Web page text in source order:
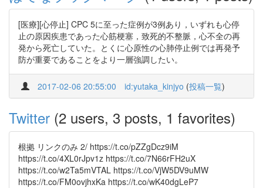
[医療][心停止] CPC 5に至った症例が3例あり，いずれも心停
止の原因疾患であった心筋梗塞，致死的不整脈，心不全の再
発から死亡していた。とくに心原性の心肺停止例では再発予
防が重要であることをより一層強調したい。
2017-02-06 20:55:00 id:yutaka_kinjyo (投稿一覧)
Twitter (2 users, 3 posts, 1 favorites)
根拠 リンクのみ 2/ https://t.co/pZZgDcz9iM
https://t.co/4XL0rJpv1z https://t.co/7N66rFH2uX
https://t.co/w2Ta5mVTAL https://t.co/VjW5DV9uMW
https://t.co/FM0ovjhxKa https://t.co/wK40dgLeP7